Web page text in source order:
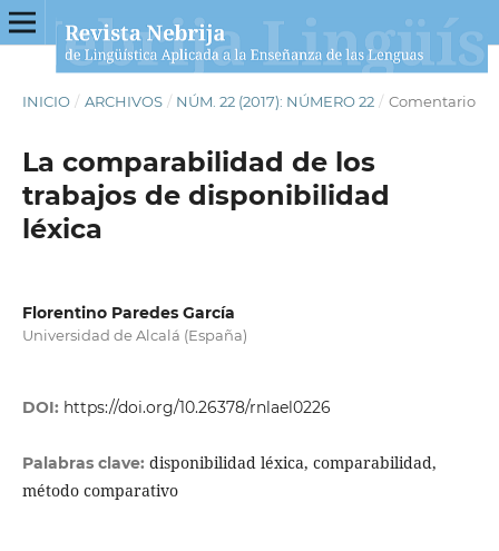
INICIO / ARCHIVOS / NÚM. 22 (2017): NÚMERO 22 / Comentario
La comparabilidad de los
trabajos de disponibilidad
léxica
Florentino Paredes García
Universidad de Alcalá (España)
DOI: https://doi.org/10.26378/rnlael0226
Palabras clave: disponibilidad léxica, comparabilidad,
método comparativo